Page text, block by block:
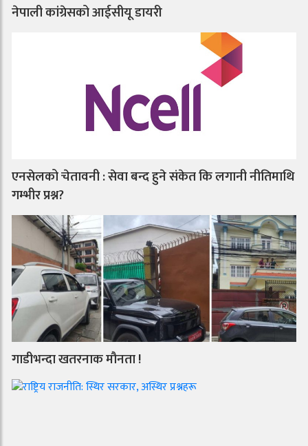
नेपाली कांग्रेसको आईसीयू डायरी
एनसेलको चेतावनी : सेवा बन्द हुने संकेत कि लगानी नीतिमाथि
गम्भीर प्रश्न?
गाडीभन्दा खतरनाक मौनता !